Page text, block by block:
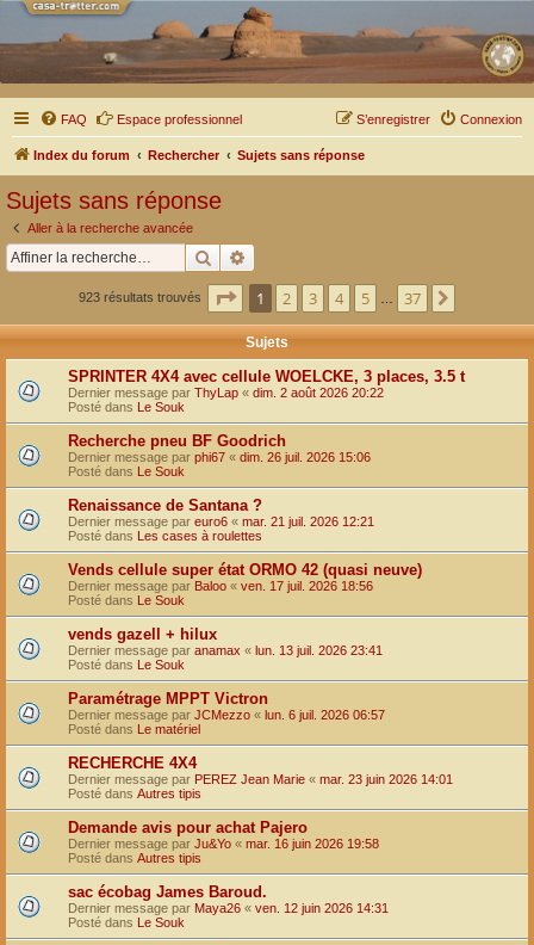
FAQ Espace professionnel Connexion
S’enregistrer
Index du forum Rechercher Sujets sans réponse
Sujets sans réponse
Aller à la recherche avancée
Rechercher
923 résultats trouvés Page sur37
1 2 3 4 5 37
Sujets
SPRINTER 4X4 avec cellule WOELCKE, 3 places, 3.5 t
Dernier message par ThyLap « dim. 2 août 2026 20:22
Posté dans Le Souk
Recherche pneu BF Goodrich
Dernier message par phi67 « dim. 26 juil. 2026 15:06
Posté dans Le Souk
Renaissance de Santana ?
Dernier message par euro6 « mar. 21 juil. 2026 12:21
Posté dans Les cases à roulettes
Vends cellule super état ORMO 42 (quasi neuve)
Dernier message par Baloo « ven. 17 juil. 2026 18:56
Posté dans Le Souk
vends gazell + hilux
Dernier message par anamax « lun. 13 juil. 2026 23:41
Posté dans Le Souk
Paramétrage MPPT Victron
Dernier message par JCMezzo « lun. 6 juil. 2026 06:57
Posté dans Le matériel
RECHERCHE 4X4
Dernier message par PEREZ Jean Marie « mar. 23 juin 2026 14:01
Posté dans Autres tipis
Demande avis pour achat Pajero
Dernier message par Ju&Yo « mar. 16 juin 2026 19:58
Posté dans Autres tipis
sac écobag James Baroud.
Dernier message par Maya26 « ven. 12 juin 2026 14:31
Posté dans Le Souk